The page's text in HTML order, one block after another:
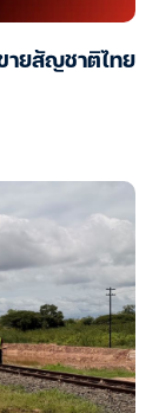
ายสัญชาติไทย